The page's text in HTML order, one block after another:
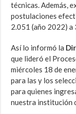
técnicas. Además,
postulaciones
2.051 (año 2022) a
Así lo informó la
que lideró el
miércoles 18 de
para las y los
para quienes
nuestra institución